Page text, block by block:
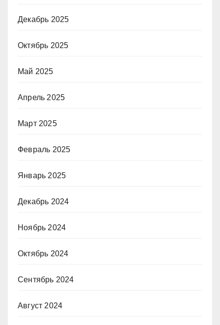
Декабрь 2025
Октябрь 2025
Май 2025
Апрель 2025
Март 2025
Февраль 2025
Январь 2025
Декабрь 2024
Ноябрь 2024
Октябрь 2024
Сентябрь 2024
Август 2024